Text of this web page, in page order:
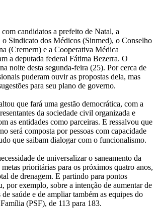
candidatos a prefeito de Natal, a
o Sindicato dos Médicos (Sinmed), o Conselho
(Cremern) e a Cooperativa Médica
a deputada federal Fátima Bezerra. O
noite desta segunda-feira (25). Por cerca de
puderam ouvir as propostas dela, mas
para seu plano de governo.
que fará uma gestão democrática, com a
da sociedade civil organizada e
as entidades como parceiras. E ressalvou que
será composta por pessoas com capacidade
que saibam dialogar com o funcionalismo.
de universalizar o saneamento da
prioritárias para os próximos quatro anos,
de drenagem. E partindo para pontos
por exemplo, sobre a intenção de aumentar de
saúde e de ampliar também as equipes do
(PSF), de 113 para 183.